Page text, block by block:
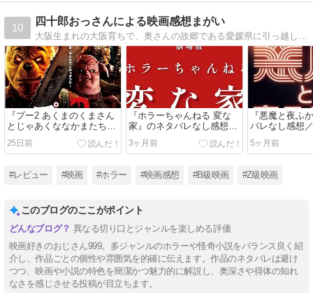
10
四十郎おっさんによる映画感想まがい
大阪生まれの大阪育ちで、奥さんの故郷である愛媛県に引っ越した、四十郎のおっさんが書く、映画館やDVDで鑑賞した映画の感想。レビューじゃないよ感想だよ？
『プー2 あくまのくまさん
とじゃあくななかまたち』
のネタバレなし感想／ホラ
ーとしてのクオリティーは
画2作目
25日前
『ホラーちゃんねる 変な
家』のネタバレなし感想／
「家」にまつわる話は少な
いが、不気味な雰囲気を少
ーオムニバス映画
3ヶ月前
『悪魔と夜ふ
バレなし感想
ド・フッテー
で製作された
5ヶ月前
#レビュー #映画 #ホラー #映画感想 #B級映画 #Z級映画
このブログのここがポイント
異なる切り口とジャンルを楽しめる評価
映画好きのおじさん999。多ジャンルのホラーや怪奇小説をバランス良く紹
介し、作品ごとの個性や雰囲気を的確に伝えます。作品のネタバレは避け
つつ、映画や小説の特色を簡潔かつ魅力的に解説し、奥深さや得体の知れ
なさを感じさせる投稿が目立ちます。